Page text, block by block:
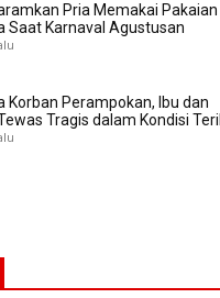
Pria Memakai Pakaian
Saat Karnaval Agustusan
Korban Perampokan, Ibu dan
Tragis dalam Kondisi